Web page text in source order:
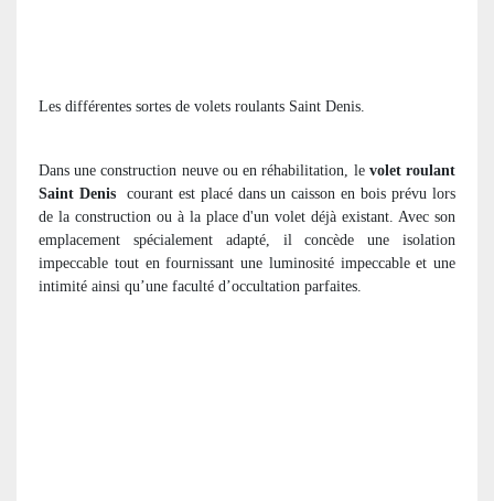
Les différentes sortes de volets roulants Saint Denis.
Dans une construction neuve ou en réhabilitation, le volet roulant
Saint Denis
courant est placé dans un caisson en bois prévu lors
de la construction ou à la place d'un volet déjà existant. Avec son
emplacement spécialement adapté, il concède une isolation
impeccable tout en fournissant une luminosité impeccable et une
intimité ainsi qu’une faculté d’occultation parfaites.